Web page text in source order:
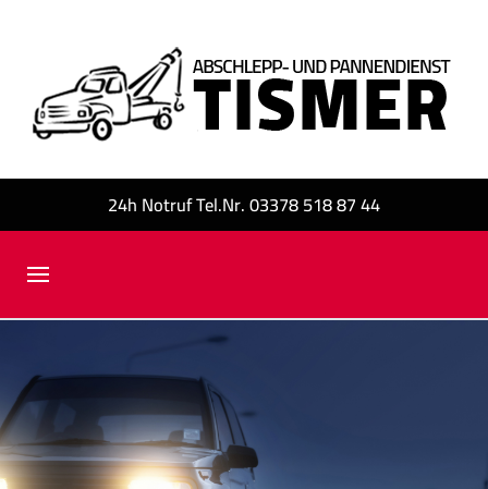
24h Notruf Tel.Nr. 03378 518 87 44